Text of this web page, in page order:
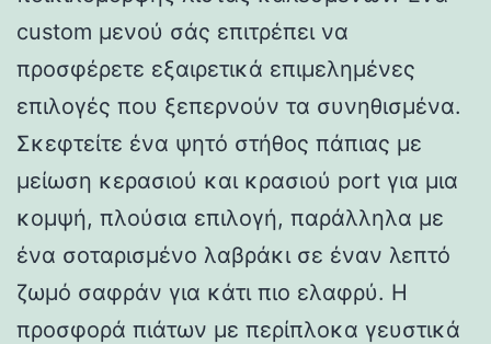
custom μενού σάς επιτρέπει να
προσφέρετε εξαιρετικά επιμελημένες
επιλογές που ξεπερνούν τα συνηθισμένα.
Σκεφτείτε ένα ψητό στήθος πάπιας με
μείωση κερασιού και κρασιού port για μια
κομψή, πλούσια επιλογή, παράλληλα με
ένα σοταρισμένο λαβράκι σε έναν λεπτό
ζωμό σαφράν για κάτι πιο ελαφρύ. Η
προσφορά πιάτων με περίπλοκα γευστικά